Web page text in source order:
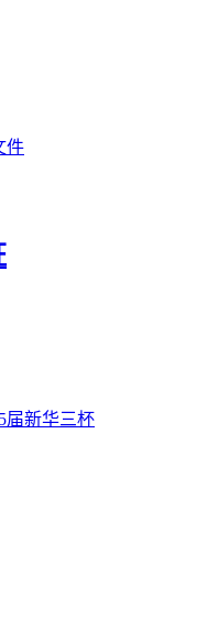
件
届新华三杯